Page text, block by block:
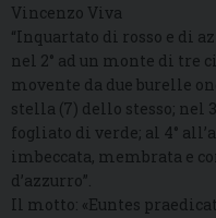
Vincenzo Viva
“Inquartato di rosso e di
nel 2° ad un monte di tre
movente da due burelle
stella (7) dello stesso; nel
fogliato di verde; al 4°
imbeccata, membrata e
d’azzurro”.
Il motto: «Euntes